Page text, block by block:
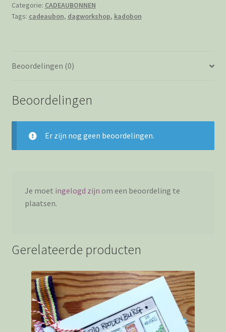
in
de
Categorie: CADEAUBONNEN
Tags: cadeaubon, dagworkshop, kadobon
Beoordelingen (0)
Beoordelingen
Er zijn nog geen beoordelingen.
Je moet ingelogd zijn om een beoordeling te
plaatsen.
Gerelateerde producten